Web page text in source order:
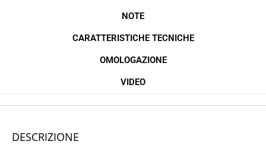
NOTE
CARATTERISTICHE TECNICHE
OMOLOGAZIONE
VIDEO
DESCRIZIONE